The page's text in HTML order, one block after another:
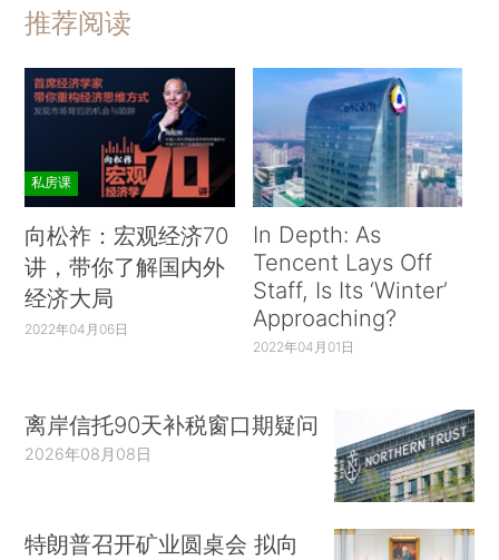
推荐阅读
私房课
向松祚：宏观经济70
讲，带你了解国内外
经济大局
2022年04月06日
In Depth: As
Tencent Lays Off
Staff, Is Its ‘Winter’
Approaching?
2022年04月01日
离岸信托90天补税窗口期疑问
2026年08月08日
特朗普召开矿业圆桌会 拟向